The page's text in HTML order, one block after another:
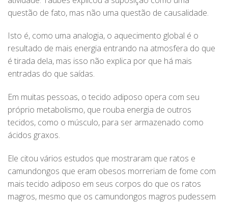
questão de fato, mas não uma questão de causalidade.
Isto é, como uma analogia, o aquecimento global é o
resultado de mais energia entrando na atmosfera do que
é tirada dela, mas isso não explica por que há mais
entradas do que saídas.
Em muitas pessoas, o tecido adiposo opera com seu
próprio metabolismo, que rouba energia de outros
tecidos, como o músculo, para ser armazenado como
ácidos graxos.
Ele citou vários estudos que mostraram que ratos e
camundongos que eram obesos morreriam de fome com
mais tecido adiposo em seus corpos do que os ratos
magros, mesmo que os camundongos magros pudessem